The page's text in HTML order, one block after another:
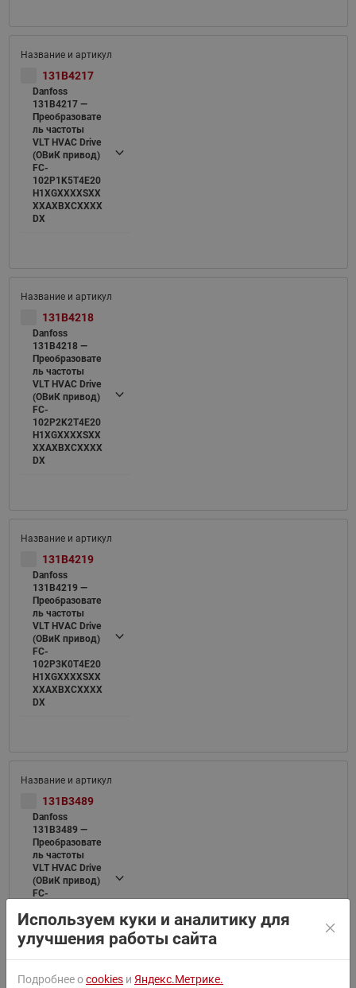
131B4217
Danfoss
131B4217 —
Преобразовате
ль частоты
VLT HVAC Drive
(ОВиК привод)
FC-
102P1K5T4E20
H1XGXXXXSXX
XXAXBXCXXXX
DX
131B4218
Danfoss
131B4218 —
Преобразовате
ль частоты
VLT HVAC Drive
(ОВиК привод)
FC-
102P2K2T4E20
H1XGXXXXSXX
XXAXBXCXXXX
DX
131B4219
Danfoss
131B4219 —
Преобразовате
ль частоты
VLT HVAC Drive
(ОВиК привод)
FC-
102P3K0T4E20
H1XGXXXXSXX
XXAXBXCXXXX
DX
131B3489
Danfoss
131B3489 —
Преобразовате
ль частоты
VLT HVAC Drive
(ОВиК привод)
FC-
H1XGXXXXSXX
XXAXBXCXXXX
DX
Используем куки и аналитику для
улучшения работы сайта
Подробнее оcookies и Яндекс.Метрике.